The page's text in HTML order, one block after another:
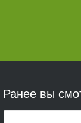
Ранее вы